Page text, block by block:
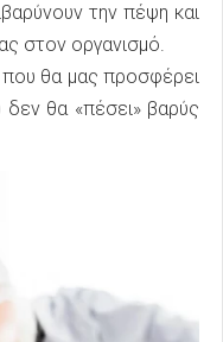
την πέψη και
στον οργανισμό.
που θα μας προσφέρει
δεν θα «πέσει» βαρύς